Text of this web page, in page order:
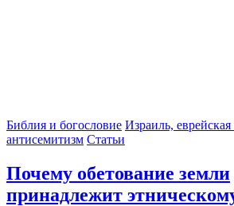
Библия и богословие Израиль, еврейская
антисемитизм Статьи
Почему обетование земли
принадлежит